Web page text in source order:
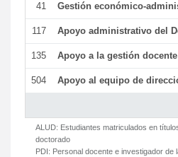
41 Gestión económico-
117 Apoyo administrativo del
135 Apoyo a la gestión
504 Apoyo al equipo de
ALUD: Estudiantes matriculados en
doctorado
PDI: Personal docente e investigador de